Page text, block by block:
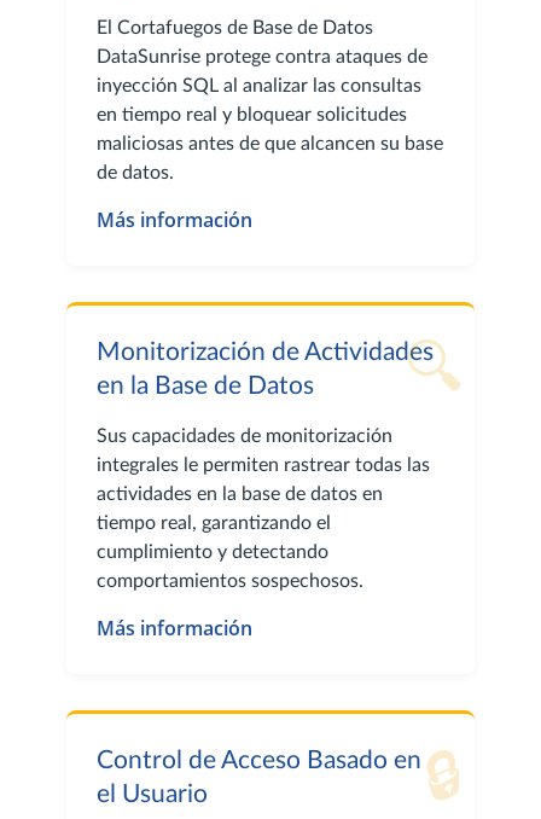
El Cortafuegos de Base de Datos
DataSunrise protege contra ataques de
inyección SQL al analizar las consultas
en tiempo real y bloquear solicitudes
maliciosas antes de que alcancen su base
de datos.
Más información
🔍
Monitorización de Actividades
en la Base de Datos
Sus capacidades de monitorización
integrales le permiten rastrear todas las
actividades en la base de datos en
tiempo real, garantizando el
cumplimiento y detectando
comportamientos sospechosos.
Más información
🔒
Control de Acceso Basado en
el Usuario